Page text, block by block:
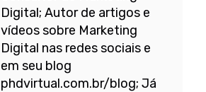
Digital; Autor de artigos e
vídeos sobre Marketing
Digital nas redes sociais e
em seu blog
phdvirtual.com.br/blog; Já